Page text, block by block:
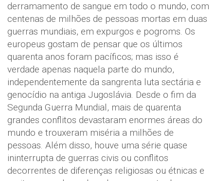
derramamento de sangue em todo o mundo, com
centenas de milhões de pessoas mortas em duas
guerras mundiais, em expurgos e pogroms. Os
europeus gostam de pensar que os últimos
quarenta anos foram pacíficos; mas isso é
verdade apenas naquela parte do mundo,
independentemente da sangrenta luta sectária e
genocídio na antiga Jugoslávia. Desde o fim da
Segunda Guerra Mundial, mais de quarenta
grandes conflitos devastaram enormes áreas do
mundo e trouxeram miséria a milhões de
pessoas. Além disso, houve uma série quase
ininterrupta de guerras civis ou conflitos
decorrentes de diferenças religiosas ou étnicas e